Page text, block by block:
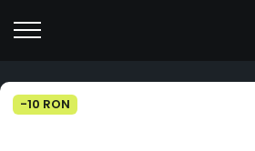
-10 RON